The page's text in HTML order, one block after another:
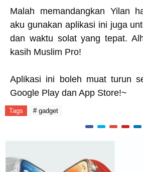
Malah memandangkan Yilan
aku gunakan aplikasi ini juga
dan waktu solat yang tepat.
kasih Muslim Pro!
Aplikasi ini boleh muat turun
Google Play dan App Store!~
Tags # gadget